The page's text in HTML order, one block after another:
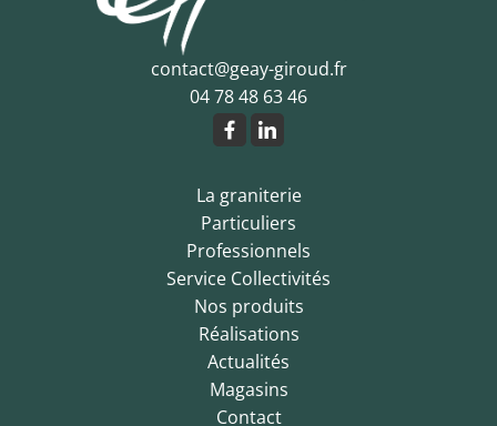
contact@geay-giroud.fr
04 78 48 63 46
La graniterie
Particuliers
Professionnels
Service Collectivités
Nos produits
Réalisations
Actualités
Magasins
Contact